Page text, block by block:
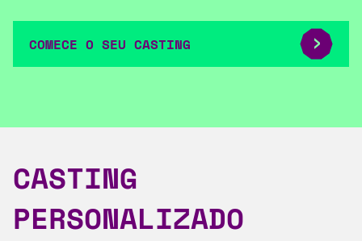
COMECE O SEU CASTING
CASTING
PERSONALIZADO